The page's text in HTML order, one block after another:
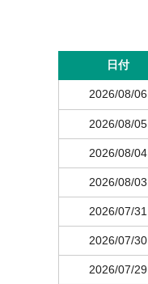
日付
2026/08/06
2026/08/05
2026/08/04
2026/08/03
2026/07/31
2026/07/30
2026/07/29